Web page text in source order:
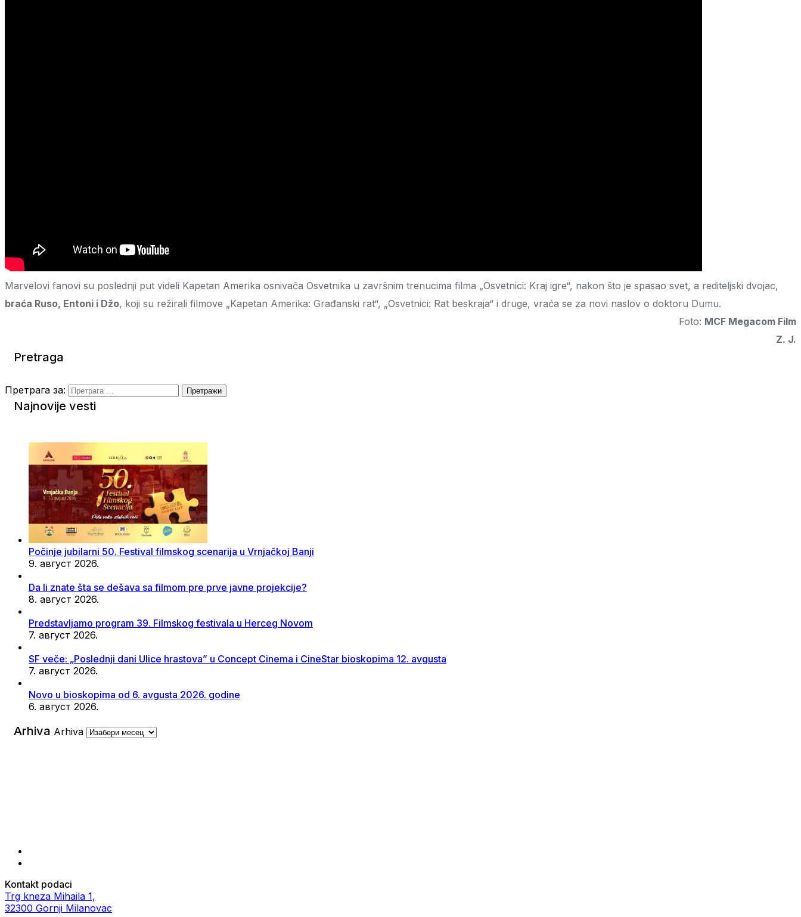
Marvelovi fanovi su poslednji put videli Kapetan Amerika osnivača Osvetnika u završnim trenucima filma „Osvetnici: Kraj igre“, nakon što je spasao svet, a rediteljski dvojac,
braća Ruso, Entoni i Džo, koji su režirali filmove „Kapetan Amerika: Građanski rat“, „Osvetnici: Rat beskraja“ i druge, vraća se za novi naslov o doktoru Dumu.
Foto: MCF Megacom Film
Z. J.
Pretraga
Претрага за:
Najnovije vesti
Počinje jubilarni 50. Festival filmskog scenarija u Vrnjačkoj Banji
9. август 2026.
Da li znate šta se dešava sa filmom pre prve javne projekcije?
8. август 2026.
Predstavljamo program 39. Filmskog festivala u Herceg Novom
7. август 2026.
SF veče: „Poslednji dani Ulice hrastova” u Concept Cinema i CineStar bioskopima 12. avgusta
7. август 2026.
Novo u bioskopima od 6. avgusta 2026. godine
6. август 2026.
Arhiva Arhiva
Kontakt podaci
Trg kneza Mihaila 1,
32300 Gornji Milanovac